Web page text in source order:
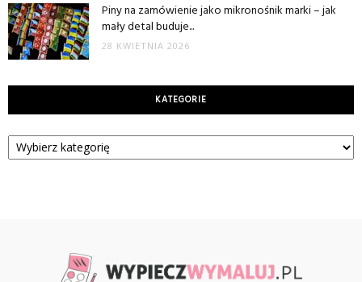
Piny na zamówienie jako mikronośnik marki – jak
mały detal buduje...
28 KWIETNIA 2026
KATEGORIE
Kategorie